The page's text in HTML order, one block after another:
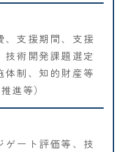
、支援期間、支援
技術開発課題選定
体制、知的財産等
進等）
ゲート評価等、技